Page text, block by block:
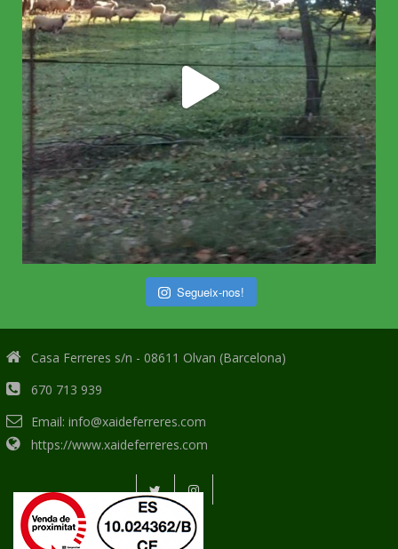
Segueix-nos!
Casa Ferreres s/n - 08611 Olvan (Barcelona)
670 713 939
Email: info@xaideferreres.com
https://www.xaideferreres.com